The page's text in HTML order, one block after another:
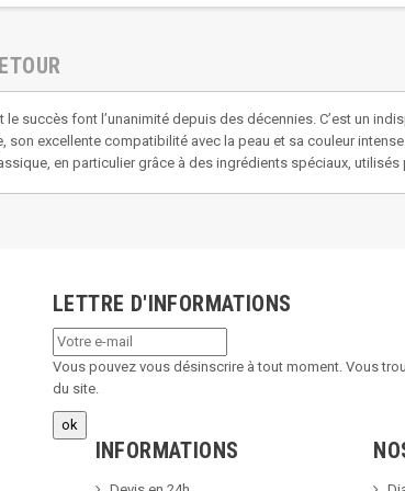
succès font l’unanimité depuis des décennies. C’est un
son excellente compatibilité avec la peau et sa couleur
en particulier grâce à des ingrédients spéciaux,
LETTRE D'INFORMATIONS
Vous pouvez vous désinscrire à tout moment. Vous
du site.
INFORMATIONS